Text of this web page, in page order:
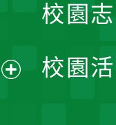
單
校園
校園